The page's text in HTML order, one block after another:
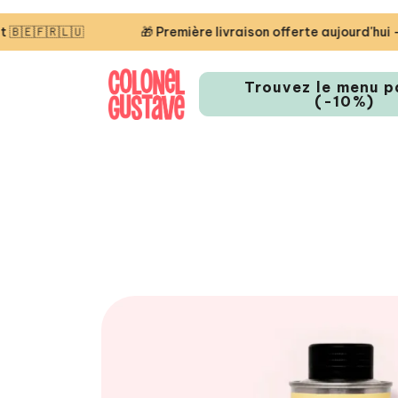
🎁 Première livraison offerte aujourd'hui — code
Trouvez le menu
(-10%)